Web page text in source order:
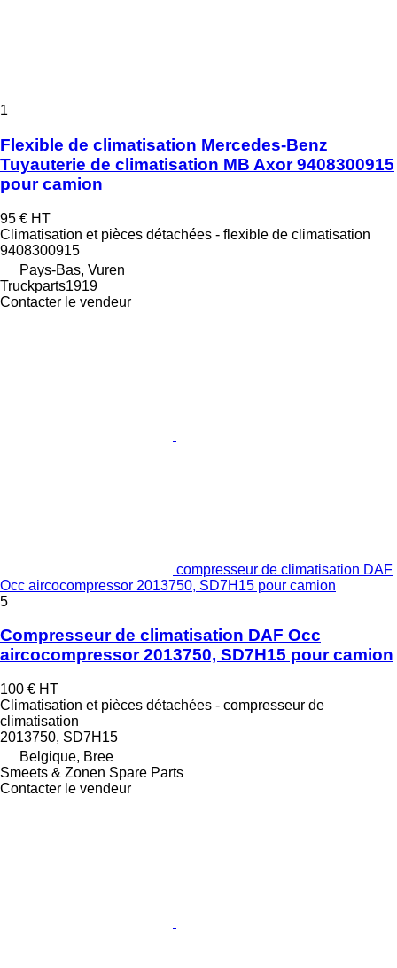
1
Flexible de climatisation Mercedes-Benz
Tuyauterie de climatisation MB Axor 9408300915
pour camion
95 € HT
Climatisation et pièces détachées - flexible de climatisation
9408300915
Pays-Bas, Vuren
Truckparts1919
Contacter le vendeur
compresseur de climatisation DAF
Occ aircocompressor 2013750, SD7H15 pour camion
5
Compresseur de climatisation DAF Occ
aircocompressor 2013750, SD7H15 pour camion
100 € HT
Climatisation et pièces détachées - compresseur de
climatisation
2013750, SD7H15
Belgique, Bree
Smeets & Zonen Spare Parts
Contacter le vendeur